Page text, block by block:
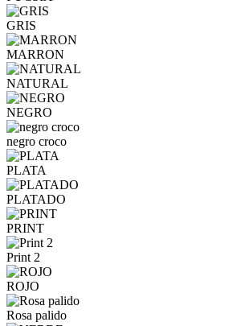
GRIS
MARRON
NATURAL
NEGRO
negro croco
PLATA
PLATADO
PRINT
Print 2
ROJO
Rosa palido